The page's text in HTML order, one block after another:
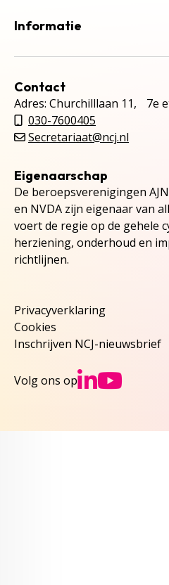
Informatie
Contact
Adres: Churchilllaan 11, 7e
030-7600405
Secretariaat@ncj.nl
Eigenaarschap
De beroepsverenigingen
en NVDA zijn eigenaar van
voert de regie op de gehele
herziening, onderhoud en
richtlijnen.
Privacyverklaring
Cookies
Inschrijven NCJ-nieuwsbrief
Volg ons op Ga